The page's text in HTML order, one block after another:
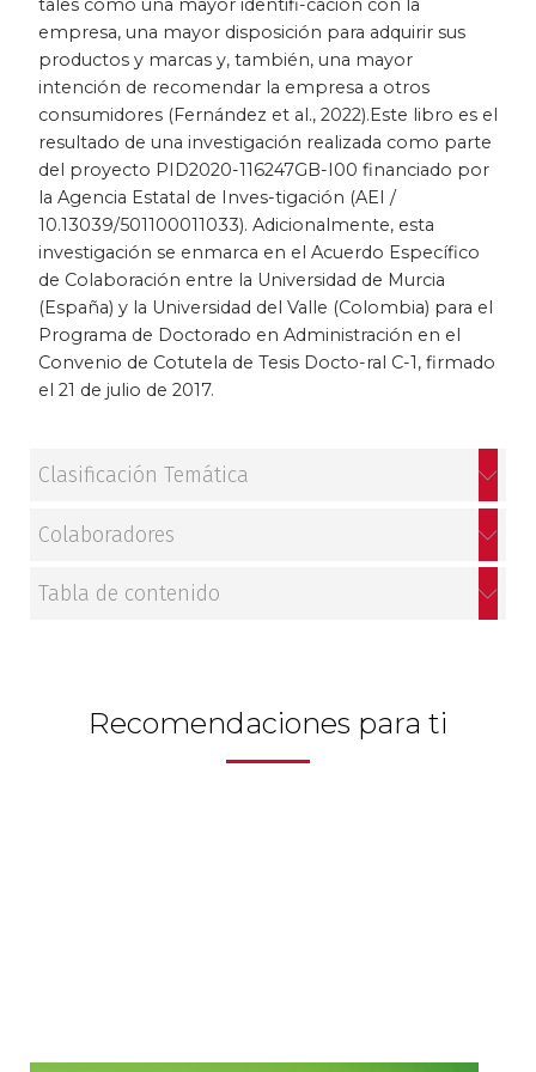
Patrimonio
Periodismo
Política y gobierno
Posconflicto
Psicología
Violencia
tales como una mayor identifi-cación con la
empresa, una mayor disposición para adquirir sus
productos y marcas y, también, una mayor
intención de recomendar la empresa a otros
consumidores (Fernández et al., 2022).Este libro es el
resultado de una investigación realizada como parte
del proyecto PID2020-116247GB-I00 financiado por
la Agencia Estatal de Inves-tigación (AEI /
10.13039/501100011033). Adicionalmente, esta
investigación se enmarca en el Acuerdo Específico
de Colaboración entre la Universidad de Murcia
(España) y la Universidad del Valle (Colombia) para el
Programa de Doctorado en Administración en el
Convenio de Cotutela de Tesis Docto-ral C-1, firmado
el 21 de julio de 2017.
Clasificación Temática
Colaboradores
Tabla de contenido
Recomendaciones para ti